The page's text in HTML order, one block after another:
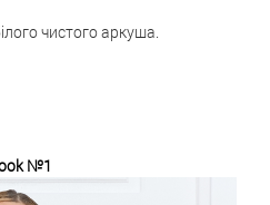
чистого аркуша.
№1